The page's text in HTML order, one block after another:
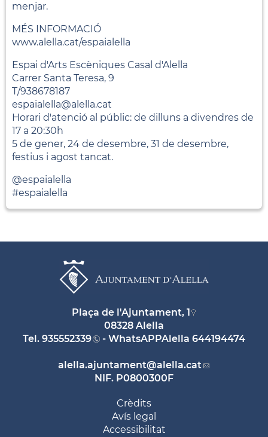
menjar.
MÉS INFORMACIÓ
www.alella.cat/espaialella
Espai d'Arts Escèniques Casal d'Alella
Carrer Santa Teresa, 9
T/938678187
espaialella@alella.cat
Horari d'atenció al públic: de dilluns a divendres de
17 a 20:30h
5 de gener, 24 de desembre, 31 de desembre,
festius i agost tancat.
@espaialella
#espaialella
Plaça de l'Ajuntament, 1
08328 Alella
Tel. 935552339 - WhatsAPPAlella 644194474
alella.ajuntament@alella.cat
NIF. P0800300F
Crèdits
Avís legal
Accessibilitat